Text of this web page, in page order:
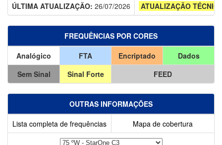
ÚLTIMA ATUALIZAÇÃO: 26/07/2026 ATUALIZAÇÃO
FREQUÊNCIAS POR CORES
Analógico
FTA Encriptado
Dados
Sem Sinal
Sinal Forte FEED
OUTRAS INFORMAÇÕES
Lista completa de frequências
Mapa de cobertura